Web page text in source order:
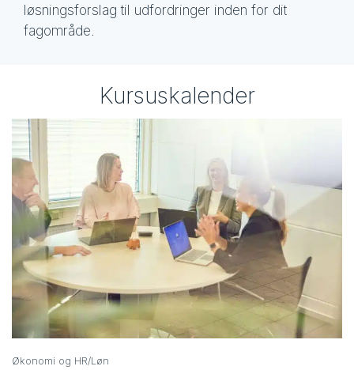
løsningsforslag til udfordringer inden for dit
fagområde.
Kursuskalender
Økonomi og HR/Løn